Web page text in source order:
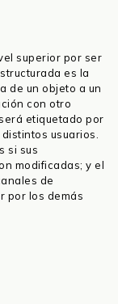
superior por ser
es la
de un objeto a un
con otro
etiquetado por
usuarios.
si sus
modificadas; y el
de
por los demás